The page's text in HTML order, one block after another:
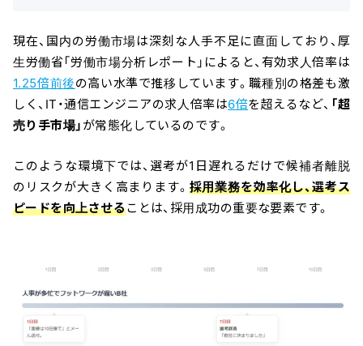
現在、国内の労働市場は深刻な人手不足に直面しており、厚
生労働省「労働市場分析レポート」によると、有効求人倍率は
1.25倍前後の高い水準で推移しています。職種別の格差も激
しく、IT・通信エンジニアの求人倍率は6倍を超えるなど、 「超
売り手市場」 が常態化しているのです。
このような環境下では、選考が1日遅れるだけで候補者離脱
のリスクが大きく高まります。 採用業務を効率化し、選考ス
ピードを向上させることは、採用成功の重要な要素です。